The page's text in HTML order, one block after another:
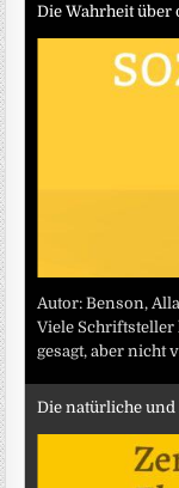
Die Wahrheit über
Autor: Benson,
Viele Schriftsteller
gesagt, aber nicht
Die natürliche